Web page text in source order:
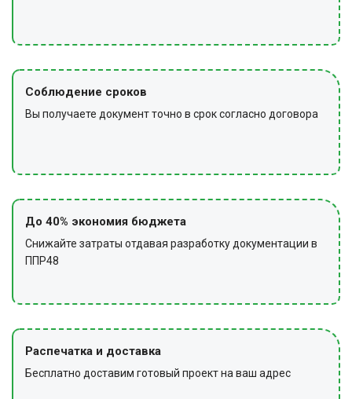
Соблюдение сроков
Вы получаете документ точно в срок согласно договора
До 40% экономия бюджета
Снижайте затраты отдавая разработку документации в
ППР48
Распечатка и доставка
Бесплатно доставим готовый проект на ваш адрес